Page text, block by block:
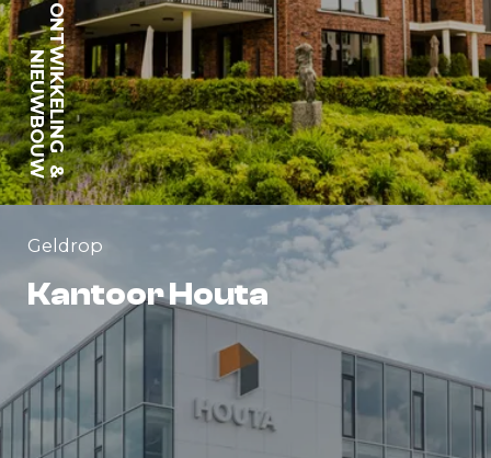
ONTWIKKELING
&
NIEUWBOUW
Geldrop
Kantoor Houta